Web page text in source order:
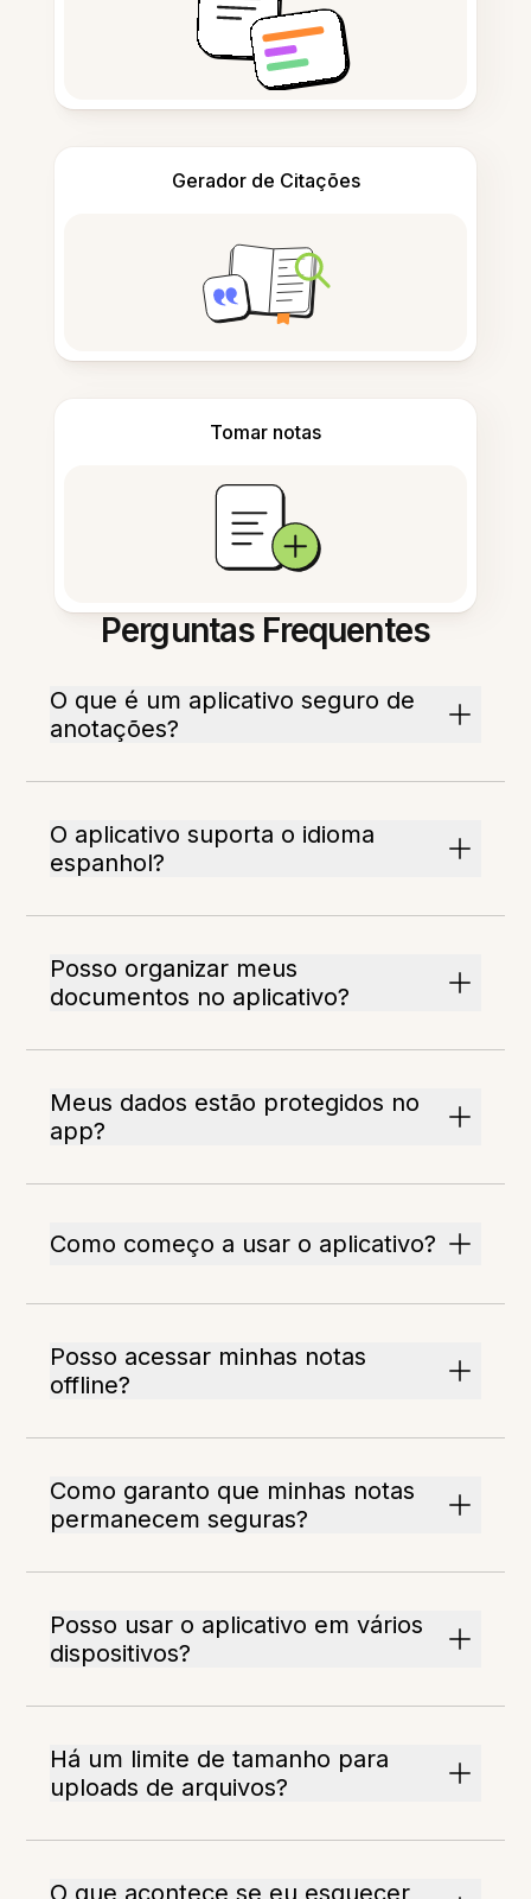
Gerador de Citações
Tomar notas
Perguntas Frequentes
O que é um aplicativo seguro de
anotações?
O aplicativo suporta o idioma
espanhol?
Posso organizar meus
documentos no aplicativo?
Meus dados estão protegidos no
app?
Como começo a usar o aplicativo?
Posso acessar minhas notas
offline?
Como garanto que minhas notas
permanecem seguras?
Posso usar o aplicativo em vários
dispositivos?
Há um limite de tamanho para
uploads de arquivos?
O que acontece se eu esquecer